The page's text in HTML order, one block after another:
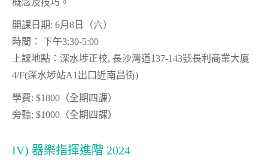
概念及技巧。
開課日期: 6月8日（六）
時間： 下午3:30-5:00
上課地點：深水埗正校, 長沙灣道137-143號長利商業大廈
4/F(深水埗站A1出口近南昌街)
學費: $1800（全期四課）
旁聽: $1000（全期四課）
IV) 器樂指揮進階 2024